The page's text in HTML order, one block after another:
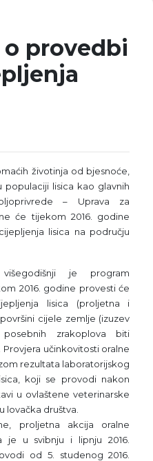
provedbi
životinja od bjesnoće,
populaciji lisica kao glavnih
– Uprava za
će tijekom 2016. godine
lisica na području
je program
2016. godine provesti će
lisica (proljetna i
cijele zemlje (izuzev
zrakoplova biti
učinkovitosti oralne
rezultata laboratorijskog
koji se provodi nakon
u ovlaštene veterinarske
lovačka društva.
proljetna akcija oralne
je u svibnju i lipnju 2016.
od 5. studenog 2016.